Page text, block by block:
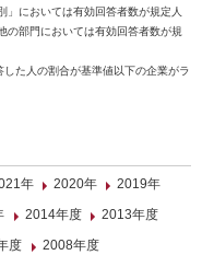
においては有効回答者数が規定人
の部門においては有効回答者数が規
た人の割合が基準値以下の企業がラ
年 2020年
2019年
2014年度
2013年度
度 2008年度